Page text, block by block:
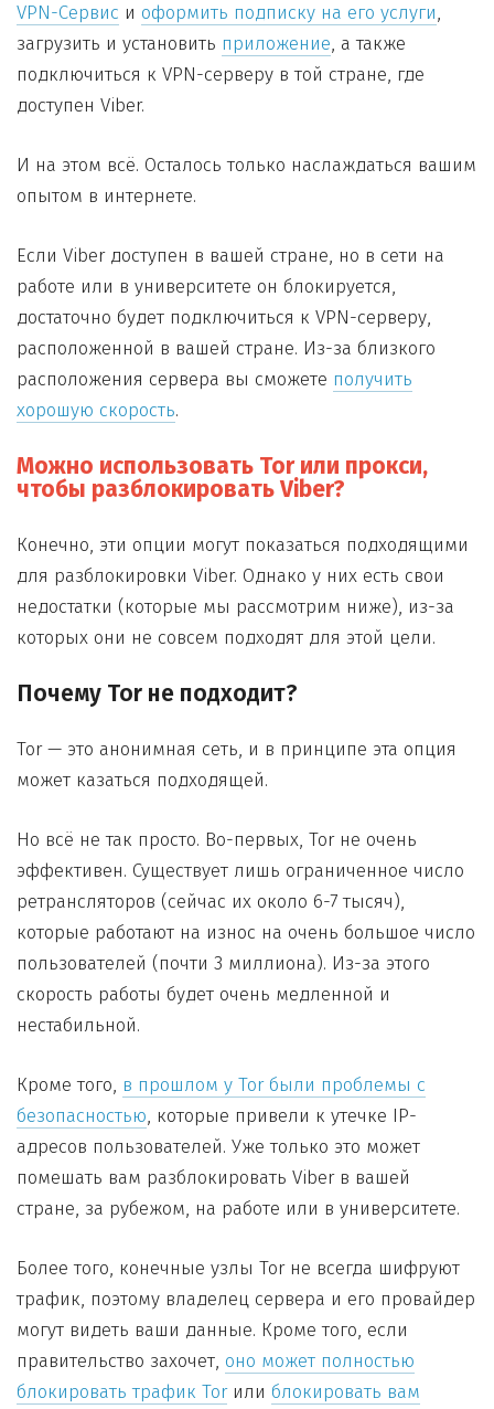
VPN-Сервис и оформить подписку на его услуги,
загрузить и установить приложение, а также
подключиться к VPN-серверу в той стране, где
доступен Viber.
И на этом всё. Осталось только наслаждаться вашим
опытом в интернете.
Если Viber доступен в вашей стране, но в сети на
работе или в университете он блокируется,
достаточно будет подключиться к VPN-серверу,
расположенной в вашей стране. Из-за близкого
расположения сервера вы сможете получить
хорошую скорость.
Можно использовать Tor или прокси,
чтобы разблокировать Viber?
Конечно, эти опции могут показаться подходящими
для разблокировки Viber. Однако у них есть свои
недостатки (которые мы рассмотрим ниже), из-за
которых они не совсем подходят для этой цели.
Почему Tor не подходит?
Tor — это анонимная сеть, и в принципе эта опция
может казаться подходящей.
Но всё не так просто. Во-первых, Tor не очень
эффективен. Существует лишь ограниченное число
ретрансляторов (сейчас их около 6-7 тысяч),
которые работают на износ на очень большое число
пользователей (почти 3 миллиона). Из-за этого
скорость работы будет очень медленной и
нестабильной.
Кроме того, в прошлом у Tor были проблемы с
безопасностью, которые привели к утечке IP-
адресов пользователей. Уже только это может
помешать вам разблокировать Viber в вашей
стране, за рубежом, на работе или в университете.
Более того, конечные узлы Tor не всегда шифруют
трафик, поэтому владелец сервера и его провайдер
могут видеть ваши данные. Кроме того, если
правительство захочет, оно может полностью
блокировать трафик Torили блокировать вам